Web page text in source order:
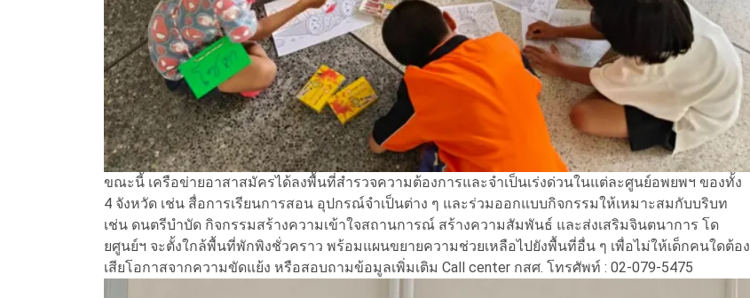
ขณะนี้ เครือข่ายอาสาสมัครได้ลงพื้นที่สำรวจความต้องการและจำเป็นเร่งด่วนในแต่ละศูนย์อพยพฯ ของทั้ง
4 จังหวัด เช่น สื่อการเรียนการสอน อุปกรณ์จำเป็นต่าง ๆ และร่วมออกแบบกิจกรรมให้เหมาะสมกับบริบท
เช่น ดนตรีบำบัด กิจกรรมสร้างความเข้าใจสถานการณ์ สร้างความสัมพันธ์ และส่งเสริมจินตนาการ โด
ยศูนย์ฯ จะตั้งใกล้พื้นที่พักพิงชั่วคราว พร้อมแผนขยายความช่วยเหลือไปยังพื้นที่อื่น ๆ เพื่อไม่ให้เด็กคนใดต้อง
เสียโอกาสจากความขัดแย้ง หรือสอบถามข้อมูลเพิ่มเติม Call center กสศ. โทรศัพท์ : 02-079-5475